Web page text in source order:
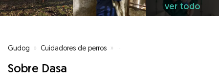
ver todo
Gudog » Cuidadores de perros » Cuidadores de perros en
Sobre Dasa